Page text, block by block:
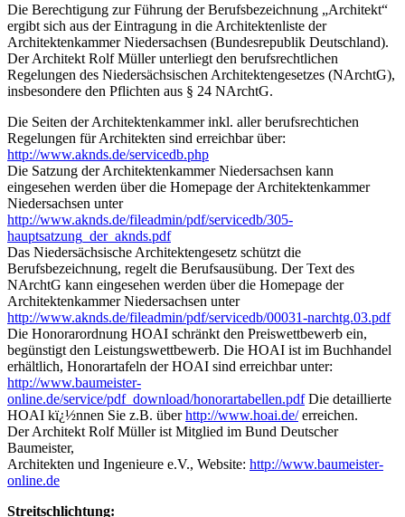
Die Berechtigung zur Führung der Berufsbezeichnung „Architekt“
ergibt sich aus der Eintragung in die Architektenliste der
Architektenkammer Niedersachsen (Bundesrepublik Deutschland).
Der Architekt Rolf Müller unterliegt den berufsrechtlichen
Regelungen des Niedersächsischen Architektengesetzes (NArchtG),
insbesondere den Pflichten aus § 24 NArchtG.
Die Seiten der Architektenkammer inkl. aller berufsrechtichen
Regelungen für Architekten sind erreichbar über:
http://www.aknds.de/servicedb.php
Die Satzung der Architektenkammer Niedersachsen kann
eingesehen werden über die Homepage der Architektenkammer
Niedersachsen unter
http://www.aknds.de/fileadmin/pdf/servicedb/305-
hauptsatzung_der_aknds.pdf
Das Niedersächsische Architektengesetz schützt die
Berufsbezeichnung, regelt die Berufsausübung. Der Text des
NArchtG kann eingesehen werden über die Homepage der
Architektenkammer Niedersachsen unter
http://www.aknds.de/fileadmin/pdf/servicedb/00031-narchtg.03.pdf
Die Honorarordnung HOAI schränkt den Preiswettbewerb ein,
begünstigt den Leistungswettbewerb. Die HOAI ist im Buchhandel
erhältlich, Honorartafeln der HOAI sind erreichbar unter:
http://www.baumeister-
online.de/service/pdf_download/honorartabellen.pdfDie detaillierte
HOAI kï¿½nnen Sie z.B. überhttp://www.hoai.de/erreichen.
Der Architekt Rolf Müller ist Mitglied im Bund Deutscher
Baumeister,
Architekten und Ingenieure e.V., Website: http://www.baumeister-
online.de
Streitschlichtung: